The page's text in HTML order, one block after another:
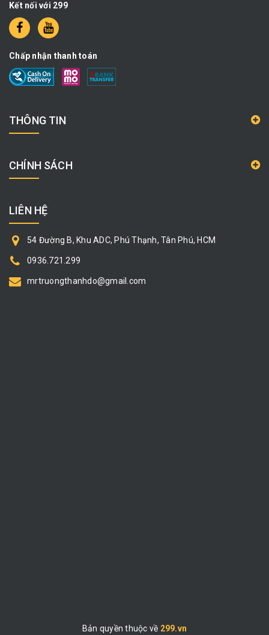
Kết nối với 299
Chấp nhận thanh toán
THÔNG TIN
CHÍNH SÁCH
LIÊN HỆ
54 Đường B, Khu ADC, Phú Thạnh, Tân Phú, HCM
0936.721.299
mrtruongthanhdo@gmail.com
Bản quyền thuộc về 299.vn